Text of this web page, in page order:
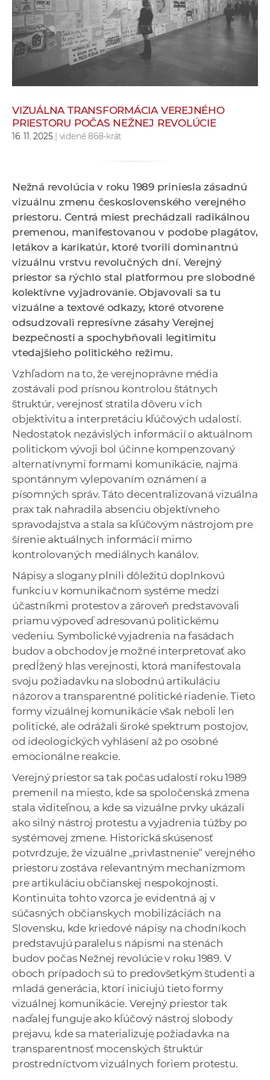
e
v
a
v
a
c
h
a
p
a
S
VIZUÁLNA TRANSFORMÁCIA VEREJNÉHO
PRIESTORU POČAS NEŽNEJ REVOLÚCIE
16. 11. 2025| videné 868-krát
Nežná revolúcia v roku 1989 priniesla zásadnú
vizuálnu zmenu československého verejného
priestoru. Centrá miest prechádzali radikálnou
premenou, manifestovanou v podobe plagátov,
letákov a karikatúr, ktoré tvorili dominantnú
vizuálnu vrstvu revolučných dní. Verejný
priestor sa rýchlo stal platformou pre slobodné
kolektívne vyjadrovanie. Objavovali sa tu
vizuálne a textové odkazy, ktoré otvorene
odsudzovali represívne zásahy Verejnej
bezpečnosti a spochybňovali legitimitu
vtedajšieho politického režimu.
Vzhľadom na to, že verejnoprávne média
zostávali pod prísnou kontrolou štátnych
štruktúr, verejnosť stratila dôveru v ich
objektivitu a interpretáciu kľúčových udalostí.
Nedostatok nezávislých informácií o aktuálnom
politickom vývoji bol účinne kompenzovaný
alternatívnymi formami komunikácie, najmä
spontánnym vylepovaním oznámení a
písomných správ. Táto decentralizovaná vizuálna
prax tak nahradila absenciu objektívneho
spravodajstva a stala sa kľúčovým nástrojom pre
šírenie aktuálnych informácií mimo
kontrolovaných mediálnych kanálov.
Nápisy a slogany plnili dôležitú doplnkovú
funkciu v komunikačnom systéme medzi
účastníkmi protestov a zároveň predstavovali
priamu výpoveď adresovanú politickému
vedeniu. Symbolické vyjadrenia na fasádach
budov a obchodov je možné interpretovať ako
predĺžený hlas verejnosti, ktorá manifestovala
svoju požiadavku na slobodnú artikuláciu
názorov a transparentné politické riadenie. Tieto
formy vizuálnej komunikácie však neboli len
politické, ale odrážali široké spektrum postojov,
od ideologických vyhlásení až po osobné
emocionálne reakcie.
Verejný priestor sa tak počas udalostí roku 1989
premenil na miesto, kde sa spoločenská zmena
stala viditeľnou, a kde sa vizuálne prvky ukázali
ako silný nástroj protestu a vyjadrenia túžby po
systémovej zmene. Historická skúsenosť
potvrdzuje, že vizuálne „privlastnenie“ verejného
priestoru zostáva relevantným mechanizmom
pre artikuláciu občianskej nespokojnosti.
Kontinuita tohto vzorca je evidentná aj v
súčasných občianskych mobilizáciách na
Slovensku, kde kriedové nápisy na chodníkoch
predstavujú paralelu s nápismi na stenách
budov počas Nežnej revolúcie v roku 1989. V
oboch prípadoch sú to predovšetkým študenti a
mladá generácia, ktorí iniciujú tieto formy
vizuálnej komunikácie. Verejný priestor tak
naďalej funguje ako kľúčový nástroj slobody
prejavu, kde sa materializuje požiadavka na
transparentnosť mocenských štruktúr
prostredníctvom vizuálnych foriem protestu.